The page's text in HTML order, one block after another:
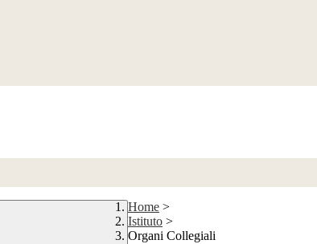
Home >
Istituto >
Organi Collegiali